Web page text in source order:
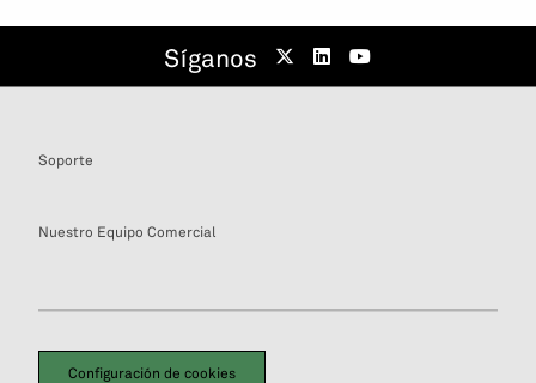
Síganos
Soporte
Nuestro Equipo Comercial
Configuración de cookies